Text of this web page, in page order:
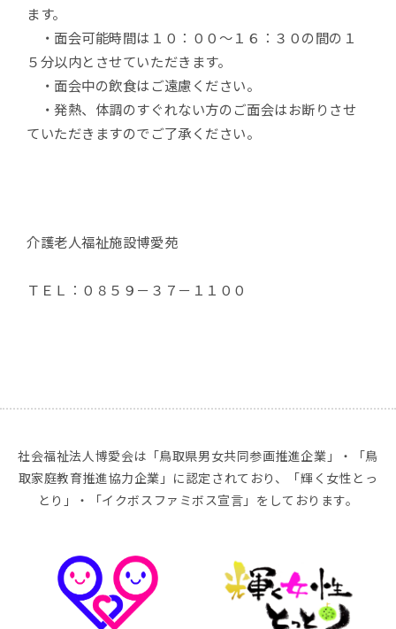
ます。
・面会可能時間は１０：００～１６：３０の間の１
５分以内とさせていただきます。
・面会中の飲食はご遠慮ください。
・発熱、体調のすぐれない方のご面会はお断りさせ
ていただきますのでご了承ください。
介護老人福祉施設博愛苑
ＴＥＬ：０８５９－３７－１１００
社会福祉法人博愛会は「鳥取県男女共同参画推進企業」・「鳥
取家庭教育推進協力企業」に認定されており、「輝く女性とっ
とり」・「イクボスファミボス宣言」をしております。